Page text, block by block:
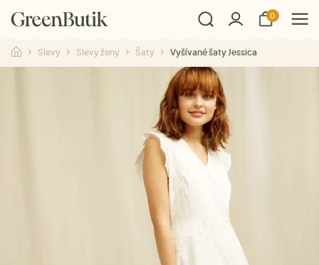
0
Slevy Slevy ženy Šaty Vyšívané šaty Jessica